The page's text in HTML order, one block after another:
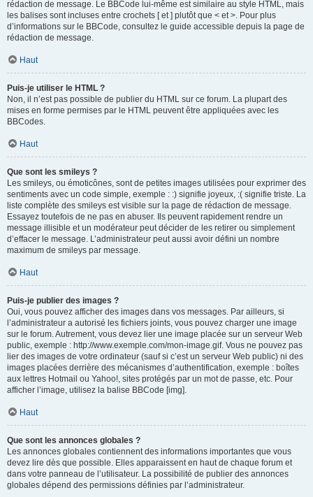
rédaction de message. Le BBCode lui-même est similaire au style HTML, mais
les balises sont incluses entre crochets [ et ] plutôt que < et >. Pour plus
d’informations sur le BBCode, consultez le guide accessible depuis la page de
rédaction de message.
Haut
Puis-je utiliser le HTML ?
Non, il n’est pas possible de publier du HTML sur ce forum. La plupart des
mises en forme permises par le HTML peuvent être appliquées avec les
BBCodes.
Haut
Que sont les smileys ?
Les smileys, ou émoticônes, sont de petites images utilisées pour exprimer des
sentiments avec un code simple, exemple : :) signifie joyeux, :( signifie triste. La
liste complète des smileys est visible sur la page de rédaction de message.
Essayez toutefois de ne pas en abuser. Ils peuvent rapidement rendre un
message illisible et un modérateur peut décider de les retirer ou simplement
d’effacer le message. L’administrateur peut aussi avoir défini un nombre
maximum de smileys par message.
Haut
Puis-je publier des images ?
Oui, vous pouvez afficher des images dans vos messages. Par ailleurs, si
l’administrateur a autorisé les fichiers joints, vous pouvez charger une image
sur le forum. Autrement, vous devez lier une image placée sur un serveur Web
public, exemple : http://www.exemple.com/mon-image.gif. Vous ne pouvez pas
lier des images de votre ordinateur (sauf si c’est un serveur Web public) ni des
images placées derrière des mécanismes d’authentification, exemple : boîtes
aux lettres Hotmail ou Yahoo!, sites protégés par un mot de passe, etc. Pour
afficher l’image, utilisez la balise BBCode [img].
Haut
Que sont les annonces globales ?
Les annonces globales contiennent des informations importantes que vous
devez lire dès que possible. Elles apparaissent en haut de chaque forum et
dans votre panneau de l’utilisateur. La possibilité de publier des annonces
globales dépend des permissions définies par l’administrateur.